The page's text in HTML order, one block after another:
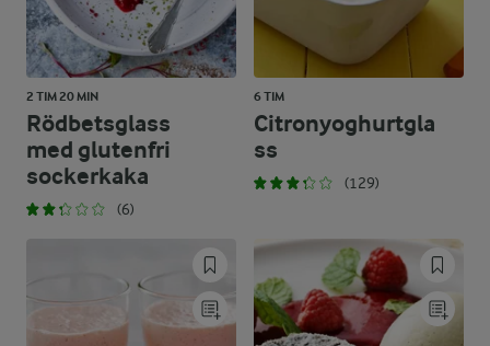
2 TIM 20 MIN
Rödbetsglass
med glutenfri
sockerkaka
(6)
6 TIM
Citronyoghurtgla
ss
(129)